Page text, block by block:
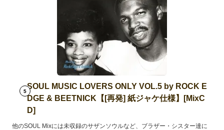
5
SOUL MUSIC LOVERS ONLY VOL.5 by ROCK E
DGE & BEETNICK【[再発] 紙ジャケ仕様】[MixC
D]
他のSOUL Mixには未収録のサザンソウルなど、ブラザー・シスター達に